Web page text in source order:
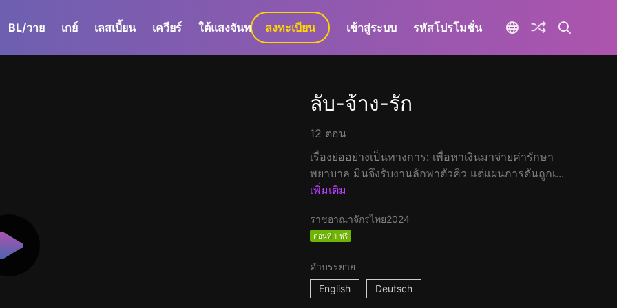
BL/วาย เกย์ เลสเบี้ยน เควียร์ ใต้แสงจันทร์ GaLa+
ลงทะเบียน เข้าสู่ระบบ รหัสโปรโมชั่น
ลับ-จ้าง-รัก
12 ตอน
เรื่องย่ออย่างเป็นทางการ: เพื่อหาเงินมาจ่ายค่ารักษา
พยาบาล มินจึงรับงานลักพาตัวคิว แต่แผนการดันถูกเ...
เพิ่มเติม
ราชอาณาจักรไทย2024
ตอนที่ 1 ฟรี
คำบรรยาย
English
Deutsch